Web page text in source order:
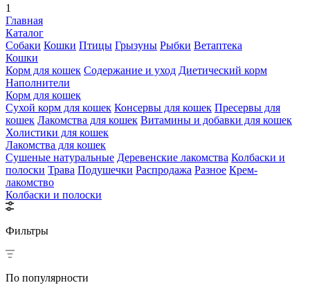
1
Главная
Каталог
Собаки Кошки Птицы Грызуны Рыбки Ветаптека
Кошки
Корм для кошек Содержание и уход Диетический корм
Наполнители
Корм для кошек
Сухой корм для кошек Консервы для кошек Пресервы для
кошек Лакомства для кошек Витамины и добавки для кошек
Холистики для кошек
Лакомства для кошек
Сушеные натуральные Деревенские лакомства Колбаски и
полоски Трава Подушечки Распродажа Разное Крем-
лакомство
Колбаски и полоски
Фильтры
По популярности